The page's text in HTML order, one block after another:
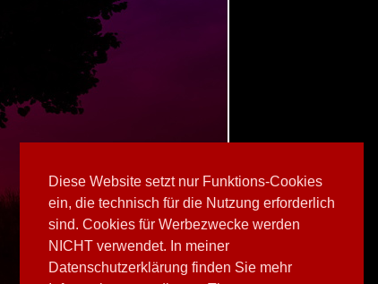
Diese Website setzt nur Funktions-Cookies
ein, die technisch für die Nutzung erforderlich
sind. Cookies für Werbezwecke werden
NICHT verwendet. In meiner
Datenschutzerklärung finden Sie mehr